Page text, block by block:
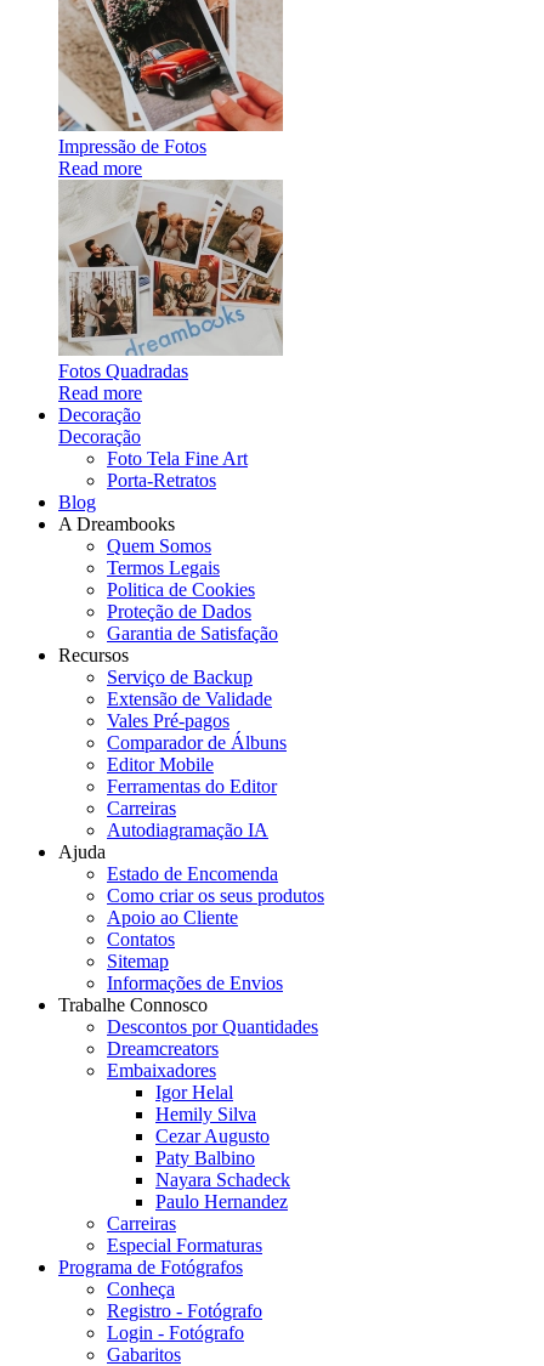
Impressão de Fotos
Read more
Fotos Quadradas
Read more
Decoração
Decoração
Foto Tela Fine Art
Porta-Retratos
Blog
A Dreambooks
Quem Somos
Termos Legais
Politica de Cookies
Proteção de Dados
Garantia de Satisfação
Recursos
Serviço de Backup
Extensão de Validade
Vales Pré-pagos
Comparador de Álbuns
Editor Mobile
Ferramentas do Editor
Carreiras
Autodiagramação IA
Ajuda
Estado de Encomenda
Como criar os seus produtos
Apoio ao Cliente
Contatos
Sitemap
Informações de Envios
Trabalhe Connosco
Descontos por Quantidades
Dreamcreators
Embaixadores
Igor Helal
Hemily Silva
Cezar Augusto
Paty Balbino
Nayara Schadeck
Paulo Hernandez
Carreiras
Especial Formaturas
Programa de Fotógrafos
Conheça
Registro - Fotógrafo
Login - Fotógrafo
Gabaritos